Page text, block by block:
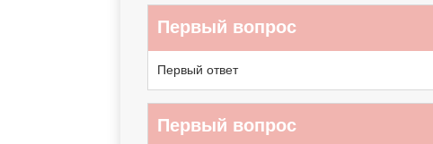
Первый вопрос
Первый ответ
Первый вопрос